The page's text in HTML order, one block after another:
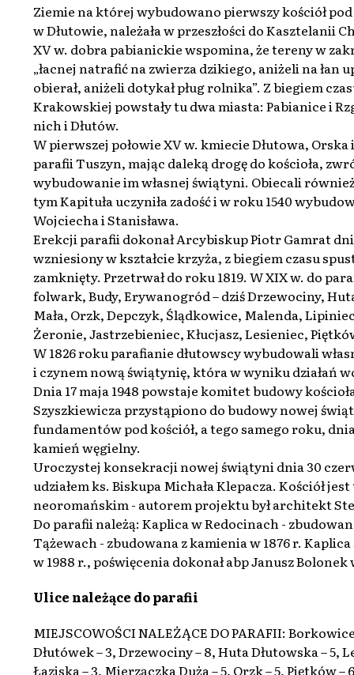
Ziemie na której wybudowano pierwszy kościół
w Dłutowie, należała w przeszłości do
XV w. dobra pabianickie wspomina, że tereny w
„łacnej natrafić na zwierza dzikiego, aniżeli na
obierał, aniżeli dotykał pług rolnika”. Z biegiem
Krakowskiej powstały tu dwa miasta: Pabianice i
nich i Dłutów.
W pierwszej połowie XV w. kmiecie Dłutowa,
parafii Tuszyn, mając daleką drogę do kościoła,
wybudowanie im własnej świątyni. Obiecali
tym Kapituła uczyniła zadość i w roku 1540
Wojciecha i Stanisława.
Erekcji parafii dokonał Arcybiskup Piotr Gamrat
wzniesiony w kształcie krzyża, z biegiem czasu
zamknięty. Przetrwał do roku 1819. W XIX w. do
folwark, Budy, Erywanogród – dziś Drzewociny,
Mała, Orzk, Depczyk, Ślądkowice, Malenda,
Żeronie, Jastrzebieniec, Kłucjasz, Lesieniec,
W 1826 roku parafianie dłutowscy wybudowali
i czynem nową świątynię, która w wyniku działań
Dnia 17 maja 1948 powstaje komitet budowy
Szyszkiewicza przystąpiono do budowy nowej
fundamentów pod kościół, a tego samego roku,
kamień węgielny.
Uroczystej konsekracji nowej świątyni dnia 30
udziałem ks. Biskupa Michała Klepacza. Kościół
neoromańskim - autorem projektu był architekt
Do parafii należą: Kaplica w Redocinach -
Tążewach - zbudowana z kamienia w 1876 r.
w 1988 r., poświęcenia dokonał abp Janusz Bolonek
Ulice należące do parafii
MIEJSCOWOŚCI NALEŻĄCE DO PARAFII:
Dłutówek – 3, Drzewociny – 8, Huta Dłutowska – 5,
Łaziska – 3, Mierzączka Duża – 5, Orzk – 5, Piętków